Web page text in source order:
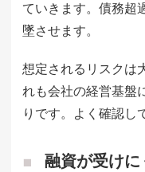
ていきます。債務超
墜させます。
想定されるリスクは
れも会社の経営基盤
りです。よく確認し
融資が受けに